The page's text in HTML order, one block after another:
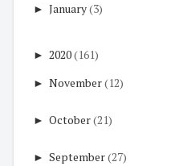
► January(3)
► 2020(161)
► November(12)
► October(21)
► September(27)